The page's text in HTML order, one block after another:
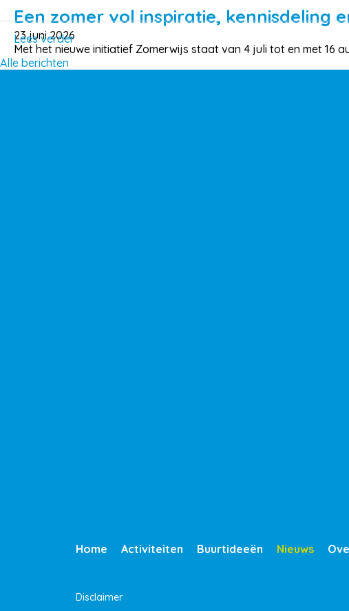
Een zomer vol inspiratie, kennisdeling
23 juni 2026
Met het nieuwe initiatief Zomerwijs staat van 4 juli tot en met 16
Lees verder
Alle berichten
Home Activiteiten Buurtideeën Nieuws
Disclaimer